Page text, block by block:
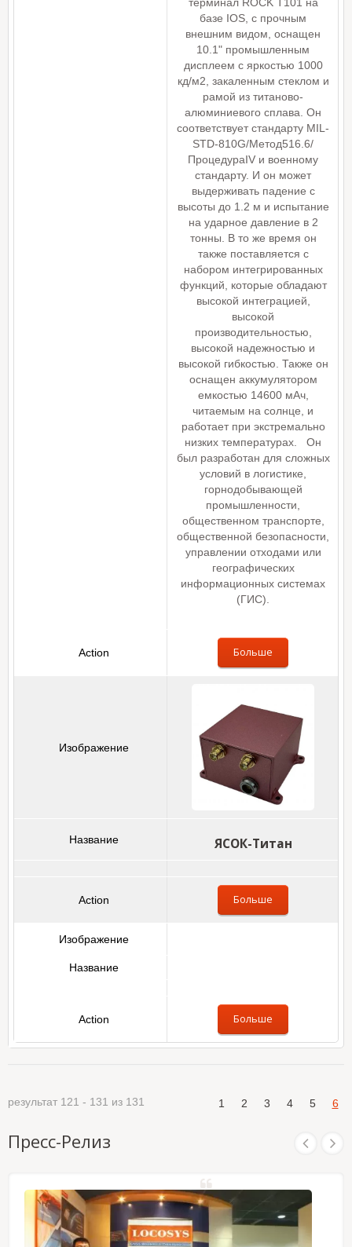
базе IOS, с прочным
внешним видом, оснащен
10.1" промышленным
дисплеем с яркостью 1000
кд/м2, закаленным стеклом и
рамой из титаново-
алюминиевого сплава. Он
соответствует стандарту MIL-
STD-810G/Метод516.6/
ПроцедураIV и военному
стандарту. И он может
выдерживать падение с
высоты до 1.2 м и испытание
на ударное давление в 2
тонны. В то же время он
также поставляется с
набором интегрированных
функций, которые обладают
высокой интеграцией,
высокой
производительностью,
высокой надежностью и
высокой гибкостью. Также он
оснащен аккумулятором
емкостью 14600 мАч,
читаемым на солнце, и
работает при экстремально
низких температурах. Он
был разработан для сложных
условий в логистике,
горнодобывающей
промышленности,
общественном транспорте,
общественной безопасности,
управлении отходами или
географических
информационных системах
(ГИС).
Больше
ЯСОК-Титан
Больше
Больше
результат 121 - 131 из 131 1 2 3 4 5 6
Пресс-Релиз